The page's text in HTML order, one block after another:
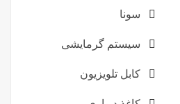
سونا
سیستم گرمایشی
کابل تلویزیون